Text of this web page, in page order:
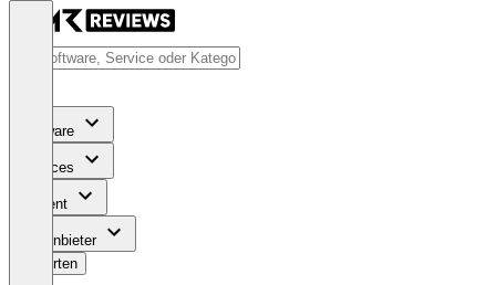
Software
Services
Content
Für Anbieter
Bewerten